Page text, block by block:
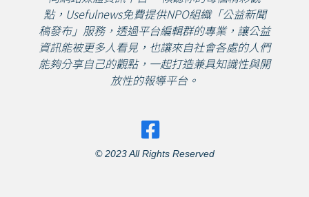
點，Usefulnews免費提供NPO組織「公益新聞
稿發布」服務，透過平台編輯群的專業，讓公益
資訊能被更多人看見，也讓來自社會各處的人們
能夠分享自己的觀點，一起打造兼具知識性與開
放性的報導平台。
© 2023 All Rights Reserved